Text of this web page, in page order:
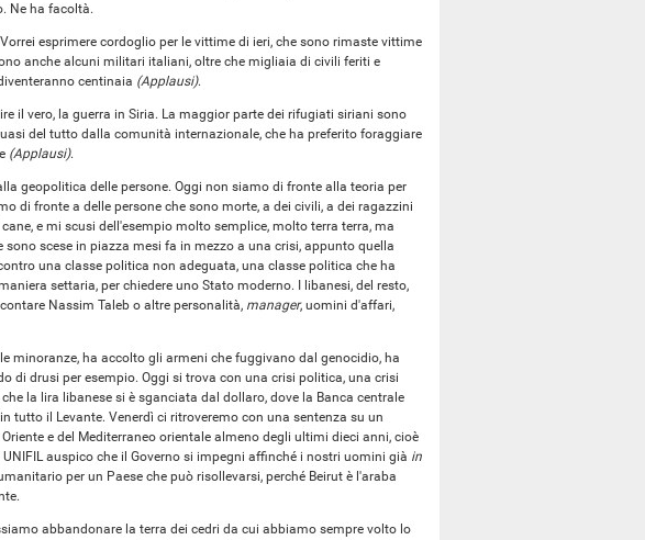
Ne ha facoltà.
esprimere cordoglio per le vittime di ieri, che sono rimaste vittime
anche alcuni militari italiani, oltre che migliaia di civili feriti e
centinaia (Applausi).
il vero, la guerra in Siria. La maggior parte dei rifugiati siriani sono
del tutto dalla comunità internazionale, che ha preferito foraggiare
(Applausi).
geopolitica delle persone. Oggi non siamo di fronte alla teoria per
di fronte a delle persone che sono morte, a dei civili, a dei ragazzini
e mi scusi dell'esempio molto semplice, molto terra terra, ma
scese in piazza mesi fa in mezzo a una crisi, appunto quella
una classe politica non adeguata, una classe politica che ha
settaria, per chiedere uno Stato moderno. I libanesi, del resto,
Nassim Taleb o altre personalità, manager, uomini d'affari,
minoranze, ha accolto gli armeni che fuggivano dal genocidio, ha
di drusi per esempio. Oggi si trova con una crisi politica, una crisi
la lira libanese si è sganciata dal dollaro, dove la Banca centrale
tutto il Levante. Venerdì ci ritroveremo con una sentenza su un
e del Mediterraneo orientale almeno degli ultimi dieci anni, cioè
auspico che il Governo si impegni affinché i nostri uomini già in
per un Paese che può risollevarsi, perché Beirut è l'araba
abbandonare la terra dei cedri da cui abbiamo sempre volto lo